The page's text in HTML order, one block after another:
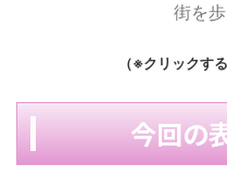
街を
（※クリックす
今回の